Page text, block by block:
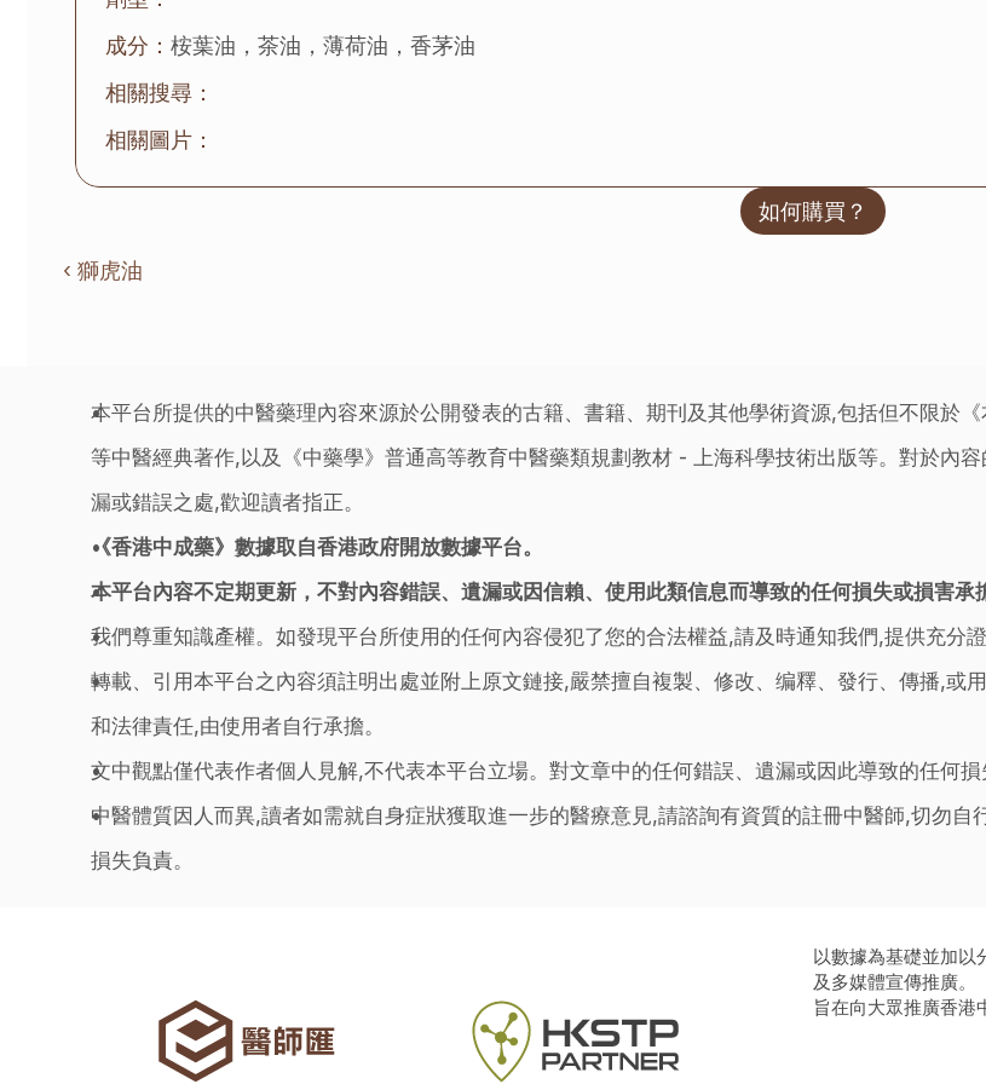
成分： 桉葉油，茶油，薄荷油，香茅油
相關搜尋：
相關圖片：
如何購買？
‹ 獅虎油
本平台所提供的中醫藥理內容來源於公開發表的古籍、書籍、期刊及其他學術資源,包括但不限於
等中醫經典著作,以及《中藥學》普通高等教育中醫藥類規劃教材 - 上海科學技術出版等。對於內
漏或錯誤之處,歡迎讀者指正。
《香港中成藥》數據取自香港政府開放數據平台。
本平台內容不定期更新，不對內容錯誤、遺漏或因信賴、使用此類信息而導致的任何損失或損害承
我們尊重知識產權。如發現平台所使用的任何內容侵犯了您的合法權益,請及時通知我們,提供充分
轉載、引用本平台之內容須註明出處並附上原文鏈接,嚴禁擅自複製、修改、编釋、發行、傳播,或
和法律責任,由使用者自行承擔。
文中觀點僅代表作者個人見解,不代表本平台立場。對文章中的任何錯誤、遺漏或因此導致的任何損
中醫體質因人而異,讀者如需就自身症狀獲取進一步的醫療意見,請諮詢有資質的註冊中醫師,切勿
損失負責。
以數據為基礎並加以
及多媒體宣傳推廣。
旨在向大眾推廣香港